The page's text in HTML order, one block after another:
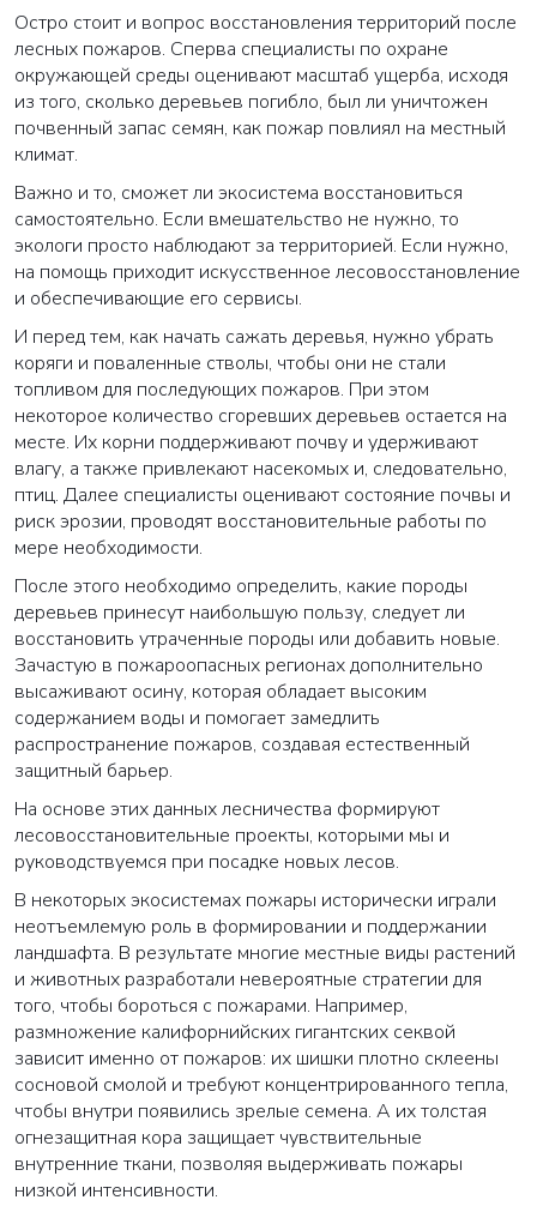
Остро стоит и вопрос восстановления территорий после
лесных пожаров. Сперва специалисты по охране
окружающей среды оценивают масштаб ущерба, исходя
из того, сколько деревьев погибло, был ли уничтожен
почвенный запас семян, как пожар повлиял на местный
климат.
Важно и то, сможет ли экосистема восстановиться
самостоятельно. Если вмешательство не нужно, то
экологи просто наблюдают за территорией. Если нужно,
на помощь приходит искусственное лесовосстановление
и обеспечивающие его сервисы.
И перед тем, как начать сажать деревья, нужно убрать
коряги и поваленные стволы, чтобы они не стали
топливом для последующих пожаров. При этом
некоторое количество сгоревших деревьев остается на
месте. Их корни поддерживают почву и удерживают
влагу, а также привлекают насекомых и, следовательно,
птиц. Далее специалисты оценивают состояние почвы и
риск эрозии, проводят восстановительные работы по
мере необходимости.
После этого необходимо определить, какие породы
деревьев принесут наибольшую пользу, следует ли
восстановить утраченные породы или добавить новые.
Зачастую в пожароопасных регионах дополнительно
высаживают осину, которая обладает высоким
содержанием воды и помогает замедлить
распространение пожаров, создавая естественный
защитный барьер.
На основе этих данных лесничества формируют
лесовосстановительные проекты, которыми мы и
руководствуемся при посадке новых лесов.
В некоторых экосистемах пожары исторически играли
неотъемлемую роль в формировании и поддержании
ландшафта. В результате многие местные виды растений
и животных разработали невероятные стратегии для
того, чтобы бороться с пожарами. Например,
размножение калифорнийских гигантских секвой
зависит именно от пожаров: их шишки плотно склеены
сосновой смолой и требуют концентрированного тепла,
чтобы внутри появились зрелые семена. А их толстая
огнезащитная кора защищает чувствительные
внутренние ткани, позволяя выдерживать пожары
низкой интенсивности.